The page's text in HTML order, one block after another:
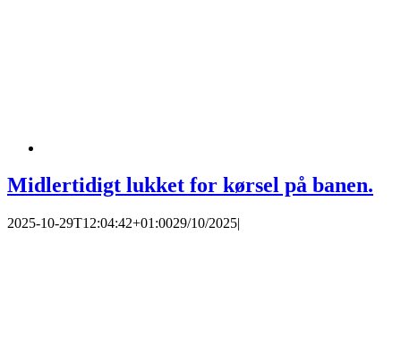
Midlertidigt lukket for kørsel på banen.
2025-10-29T12:04:42+01:0029/10/2025|